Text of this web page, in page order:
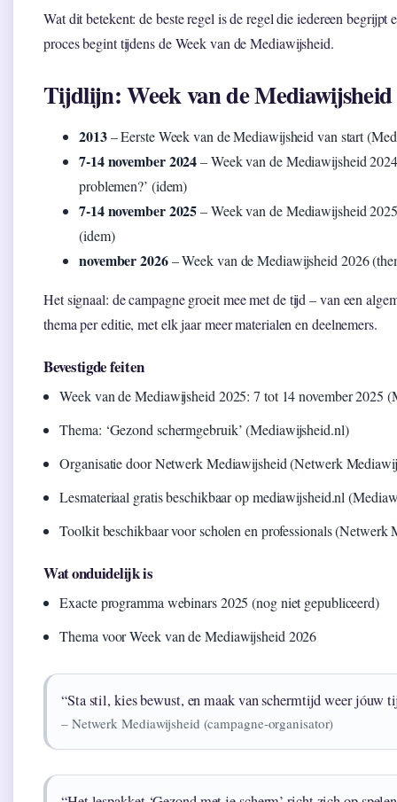
Wat dit betekent: de beste regel is de regel die iedereen begrijpt
proces begint tijdens de Week van de Mediawijsheid.
Tijdlijn: Week van de
2013– Eerste Week van de Mediawijsheid van start
7-14 november 2024– Week van de Mediawijsheid
problemen?’ (idem)
7-14 november 2025– Week van de Mediawijsheid
(idem)
november 2026– Week van de Mediawijsheid 2026
Het signaal: de campagne groeit mee met de tijd – van een
thema per editie, met elk jaar meer materialen en deelnemers.
Bevestigde feiten
Week van de Mediawijsheid 2025: 7 tot 14 november 2025
Thema: ‘Gezond schermgebruik’ (Mediawijsheid.nl)
Organisatie door Netwerk Mediawijsheid (Netwerk
Lesmateriaal gratis beschikbaar op mediawijsheid.nl
Toolkit beschikbaar voor scholen en professionals (Netwerk
Wat onduidelijk is
Exacte programma webinars 2025 (nog niet gepubliceerd)
Thema voor Week van de Mediawijsheid 2026
“Sta stil, kies bewust, en maak van schermtijd weer jóuw
– Netwerk Mediawijsheid (campagne-organisator)